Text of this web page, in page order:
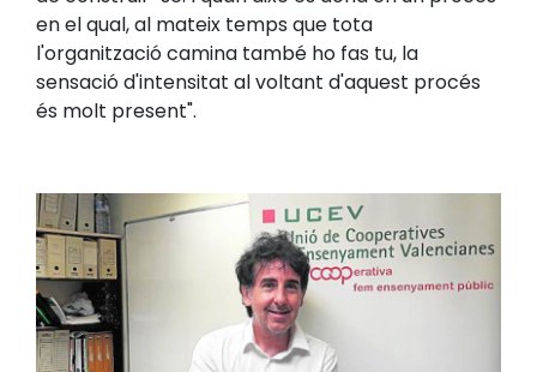
en el qual, al mateix temps que tota
l'organització camina també ho fas tu, la
sensació d'intensitat al voltant d'aquest procés
és molt present".